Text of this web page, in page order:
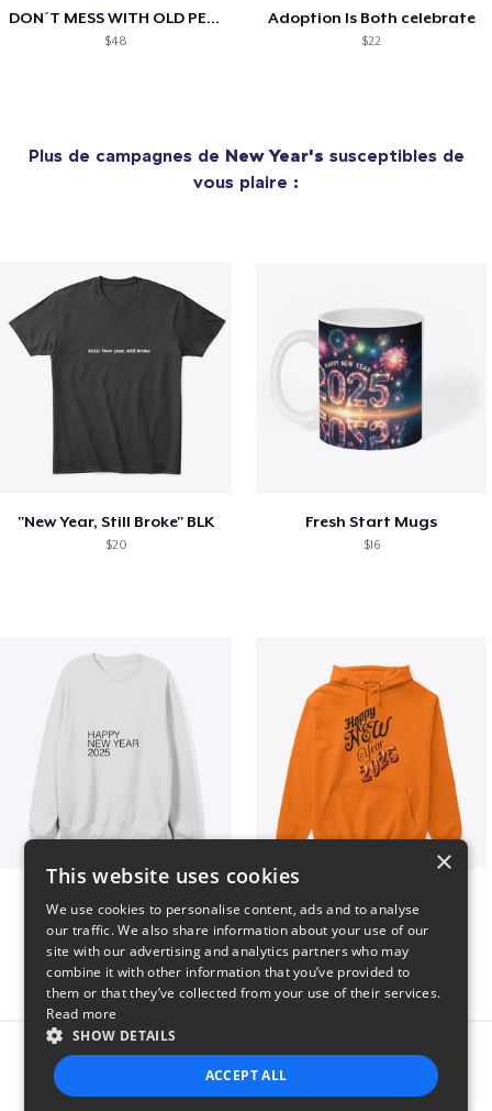
DON´T MESS WITH OLD PEOPLE
$48
Adoption Is Both celebrate
$22
Plus de campagnes de New Year's susceptibles de
vous plaire :
"New Year, Still Broke" BLK
$20
Fresh Start Mugs
$16
$41 $46
Report this product
×
This website uses cookies
We use cookies to personalise content, ads and to analyse
our traffic. We also share information about your use of our
site with our advertising and analytics partners who may
combine it with other information that you’ve provided to
them or that they’ve collected from your use of their services.
Read more
SHOW DETAILS
ACCEPT ALL